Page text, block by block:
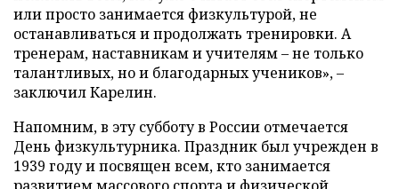
или просто занимается физкультурой, не
останавливаться и продолжать тренировки. А
тренерам, наставникам и учителям – не только
талантливых, но и благодарных учеников», –
заключил Карелин.
Напомним, в эту субботу в России отмечается
День физкультурника. Праздник был учрежден в
1939 году и посвящен всем, кто занимается